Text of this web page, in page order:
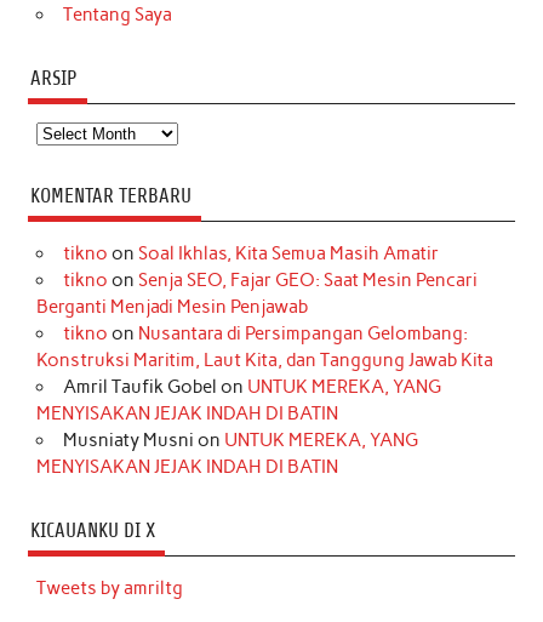
Tentang Saya
ARSIP
Arsip
KOMENTAR TERBARU
tikno on Soal Ikhlas, Kita Semua Masih Amatir
tikno on Senja SEO, Fajar GEO: Saat Mesin Pencari
Berganti Menjadi Mesin Penjawab
tikno on Nusantara di Persimpangan Gelombang:
Konstruksi Maritim, Laut Kita, dan Tanggung Jawab Kita
Amril Taufik Gobel on UNTUK MEREKA, YANG
MENYISAKAN JEJAK INDAH DI BATIN
Musniaty Musni on UNTUK MEREKA, YANG
MENYISAKAN JEJAK INDAH DI BATIN
KICAUANKU DI X
Tweets by amriltg